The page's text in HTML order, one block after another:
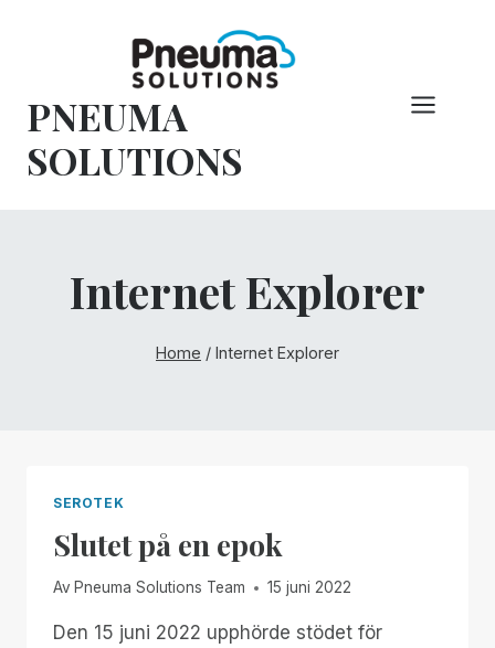
PNEUMA
SOLUTIONS
Internet Explorer
Home / Internet Explorer
SEROTEK
Slutet på en epok
Av Pneuma Solutions Team 15 juni 2022
Den 15 juni 2022 upphörde stödet för